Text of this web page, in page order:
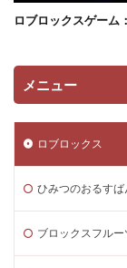
ロブロックスゲーム
メニュー
ロブロックス
ひみつのおるすば
ブロックスフルー